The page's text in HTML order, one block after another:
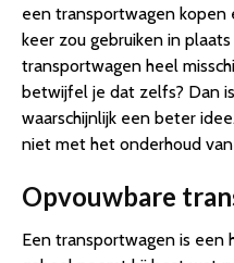
een transportwagen kopen
keer zou gebruiken in
transportwagen heel
betwijfel je dat zelfs? Dan
waarschijnlijk een beter
niet met het onderhoud
Opvouwbare
Een transportwagen is een